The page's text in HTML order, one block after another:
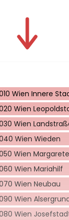
Wien Innere
Wien
Wien
Wien Wieden
Wien
Wien Mariahilf
Wien Neubau
Wien
Wien